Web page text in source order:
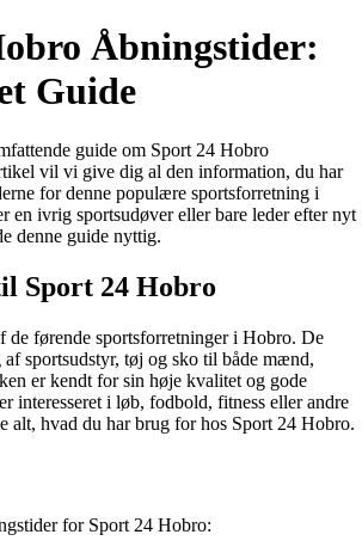
Åbningstider:
Guide
guide om Sport 24 Hobro
vil vi give dig al den information, du har
for denne populære sportsforretning i
en ivrig sportsudøver eller bare leder efter nyt
denne guide nyttig.
Sport 24 Hobro
de førende sportsforretninger i Hobro. De
sportsudstyr, tøj og sko til både mænd,
er kendt for sin høje kvalitet og gode
interesseret i løb, fodbold, fitness eller andre
alt, hvad du har brug for hos Sport 24 Hobro.
for Sport 24 Hobro: